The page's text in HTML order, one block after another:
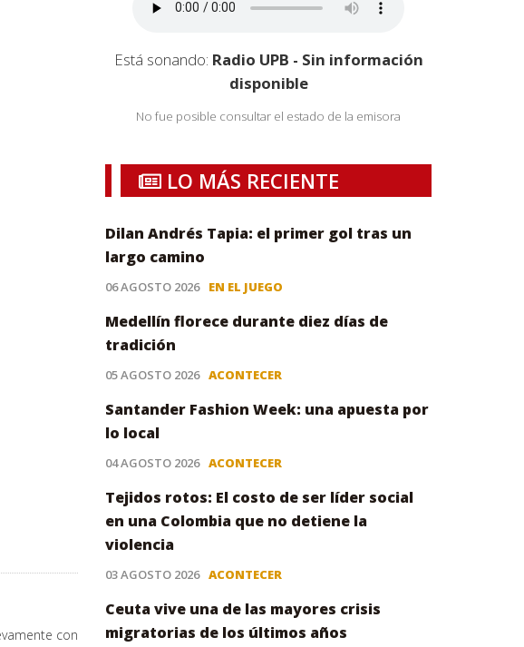
con
Está sonando: Radio UPB - Sin información
disponible
No fue posible consultar el estado de la emisora
LO MÁS RECIENTE
Dilan Andrés Tapia: el primer gol tras un
largo camino
06 AGOSTO 2026 EN EL JUEGO
Medellín florece durante diez días de
tradición
05 AGOSTO 2026 ACONTECER
Santander Fashion Week: una apuesta por
lo local
04 AGOSTO 2026 ACONTECER
Tejidos rotos: El costo de ser líder social
en una Colombia que no detiene la
violencia
03 AGOSTO 2026 ACONTECER
Ceuta vive una de las mayores crisis
migratorias de los últimos años